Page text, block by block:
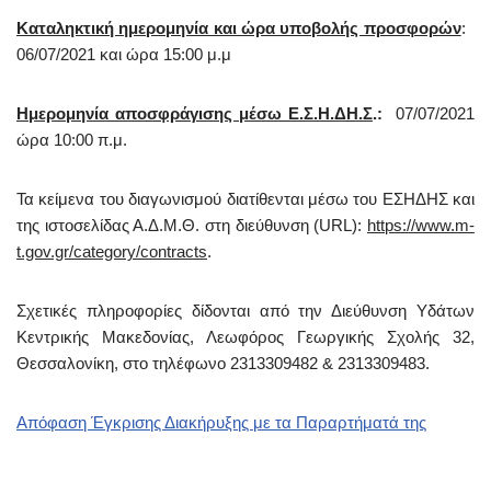
Καταληκτική ημερομηνία και ώρα υποβολής προσφορών:
06/07/2021 και ώρα 15:00 μ.μ
Ημερομηνία αποσφράγισης μέσω Ε.Σ.Η.ΔΗ.Σ.:
07/07/2021
ώρα 10:00 π.μ.
Τα κείμενα του διαγωνισμού διατίθενται μέσω του ΕΣΗΔΗΣ και
της ιστοσελίδας Α.Δ.Μ.Θ. στη διεύθυνση (URL): https://www.m-
t.gov.gr/category/contracts.
Σχετικές πληροφορίες δίδονται από την Διεύθυνση Υδάτων
Κεντρικής Μακεδονίας, Λεωφόρος Γεωργικής Σχολής 32,
Θεσσαλονίκη, στο τηλέφωνο 2313309482 & 2313309483.
Απόφαση Έγκρισης Διακήρυξης με τα Παραρτήματά της